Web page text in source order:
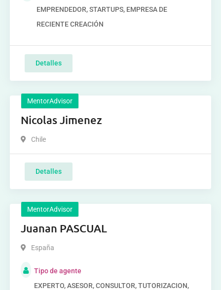
EMPRENDEDOR, STARTUPS, EMPRESA DE
RECIENTE CREACIÓN
Detalles
MentorAdvisor
Nicolas Jimenez
Chile
Detalles
MentorAdvisor
Juanan PASCUAL
España
Tipo de agente
EXPERTO, ASESOR, CONSULTOR, TUTORIZACION,